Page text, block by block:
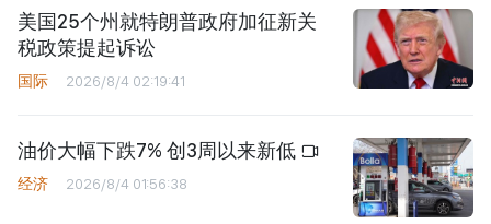
美国25个州就特朗普政府加征新关
税政策提起诉讼
国际 2026/8/4 02:19:41
油价大幅下跌7% 创3周以来新低
经济 2026/8/4 01:56:38